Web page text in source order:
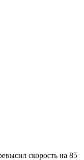
скорость на 85